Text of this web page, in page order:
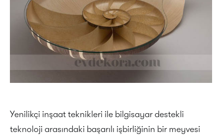
Yenilikçi inşaat teknikleri ile bilgisayar destekli
teknoloji arasındaki başarılı işbirliğinin bir meyvesi